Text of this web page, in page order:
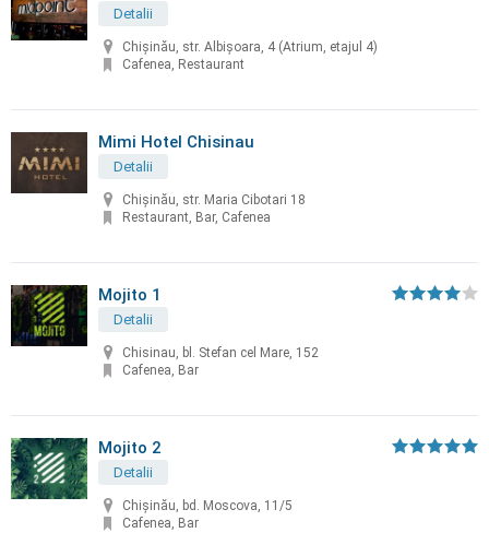
Detalii
Chişinău, str. Albişoara, 4 (Atrium, etajul 4)
Cafenea, Restaurant
Mimi Hotel Chisinau
Detalii
Chişinău, str. Maria Cibotari 18
Restaurant, Bar, Cafenea
Mojito 1
Detalii
Chisinau, bl. Stefan cel Mare, 152
Cafenea, Bar
Mojito 2
Detalii
Chişinău, bd. Moscova, 11/5
Cafenea, Bar